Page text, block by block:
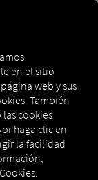
en el sitio
web y sus
También
cookies
haga clic en
la facilidad